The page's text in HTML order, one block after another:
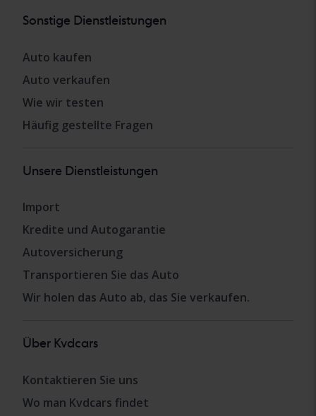
Sonstige Dienstleistungen
Auto kaufen
Auto verkaufen
Wie wir testen
Häufig gestellte Fragen
Unsere Dienstleistungen
Import
Kredite und Autogarantie
Autoversicherung
Transportieren Sie das Auto
Wir holen das Auto ab, das Sie verkaufen.
Über Kvdcars
Kontaktieren Sie uns
Wo man Kvdcars findet